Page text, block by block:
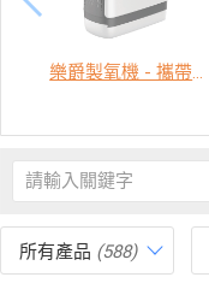
樂爵製氧機 - 攜帶型
所有產品 (588)